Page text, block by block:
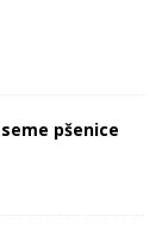
pšenice